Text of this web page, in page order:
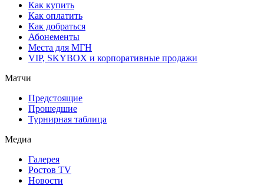
Как купить
Как оплатить
Как добраться
Абонементы
Места для МГН
VIP, SKYBOX и корпоративные продажи
Матчи
Предстоящие
Прошедшие
Турнирная таблица
Медиа
Галерея
Ростов TV
Новости